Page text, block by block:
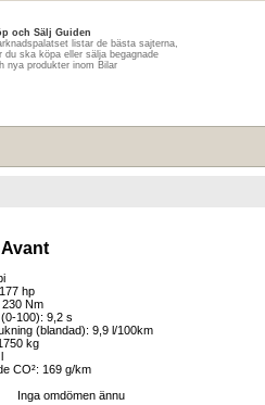
och Sälj Guiden
listar de bästa sajterna,
du ska köpa eller sälja begagnade
nya produkter inom Bilar
hp
Nm
100): 9,2 s
(blandad): 9,9 l/100km
kg
CO²: 169 g/km
Inga omdömen ännu